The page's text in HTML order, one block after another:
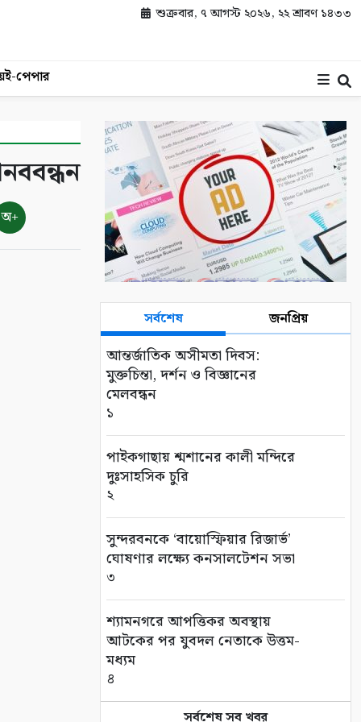
শুক্রবার, ৭ আগস্ট ২০২৬, ২২ শ্রাবণ ১৪৩৩
ই-পেপার
অ+
সর্বশেষ জনপ্রিয়
আন্তর্জাতিক অসীমতা দিবস:
মুক্তচিন্তা, দর্শন ও বিজ্ঞানের
মেলবন্ধন
১
পাইকগাছায় শ্মশানের কালী মন্দিরে
দুঃসাহসিক চুরি
২
সুন্দরবনকে ‘বায়োস্ফিয়ার রিজার্ভ’
ঘোষণার লক্ষ্যে কনসালটেশন সভা
৩
শ্যামনগরে আপত্তিকর অবস্থায়
আটকের পর যুবদল নেতাকে উত্তম-
মধ্যম
৪
সর্বশেষ সব খবর